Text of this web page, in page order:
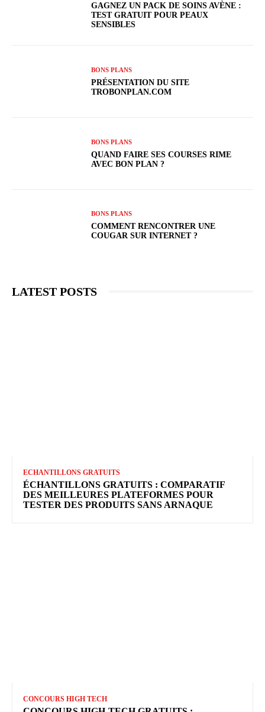
GAGNEZ UN PACK DE SOINS AVÈNE :
TEST GRATUIT POUR PEAUX
SENSIBLES
BONS PLANS
PRÉSENTATION DU SITE
TROBONPLAN.COM
BONS PLANS
QUAND FAIRE SES COURSES RIME
AVEC BON PLAN ?
BONS PLANS
COMMENT RENCONTRER UNE
COUGAR SUR INTERNET ?
LATEST POSTS
ECHANTILLONS GRATUITS
ÉCHANTILLONS GRATUITS : COMPARATIF
DES MEILLEURES PLATEFORMES POUR
TESTER DES PRODUITS SANS ARNAQUE
CONCOURS HIGH TECH